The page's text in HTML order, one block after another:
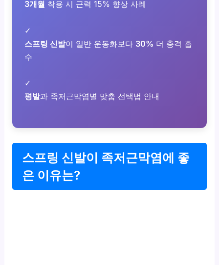
3개월 착용 시 근력 15% 향상 사례
✓
스프링 신발이 일반 운동화보다 30% 더 충격 흡
수
✓
평발과 족저근막염별 맞춤 선택법 안내
스프링 신발이 족저근막염에 좋
은 이유는?